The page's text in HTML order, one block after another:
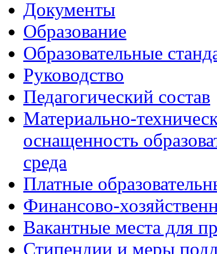
Документы
Образование
Образовательные
Руководство
Педагогический состав
Материально-
оснащенность
среда
Платные
Финансово-
Вакантные места для
Стипендии и меры